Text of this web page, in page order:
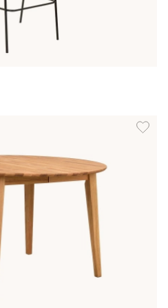
även i dessa färger:
Lägg